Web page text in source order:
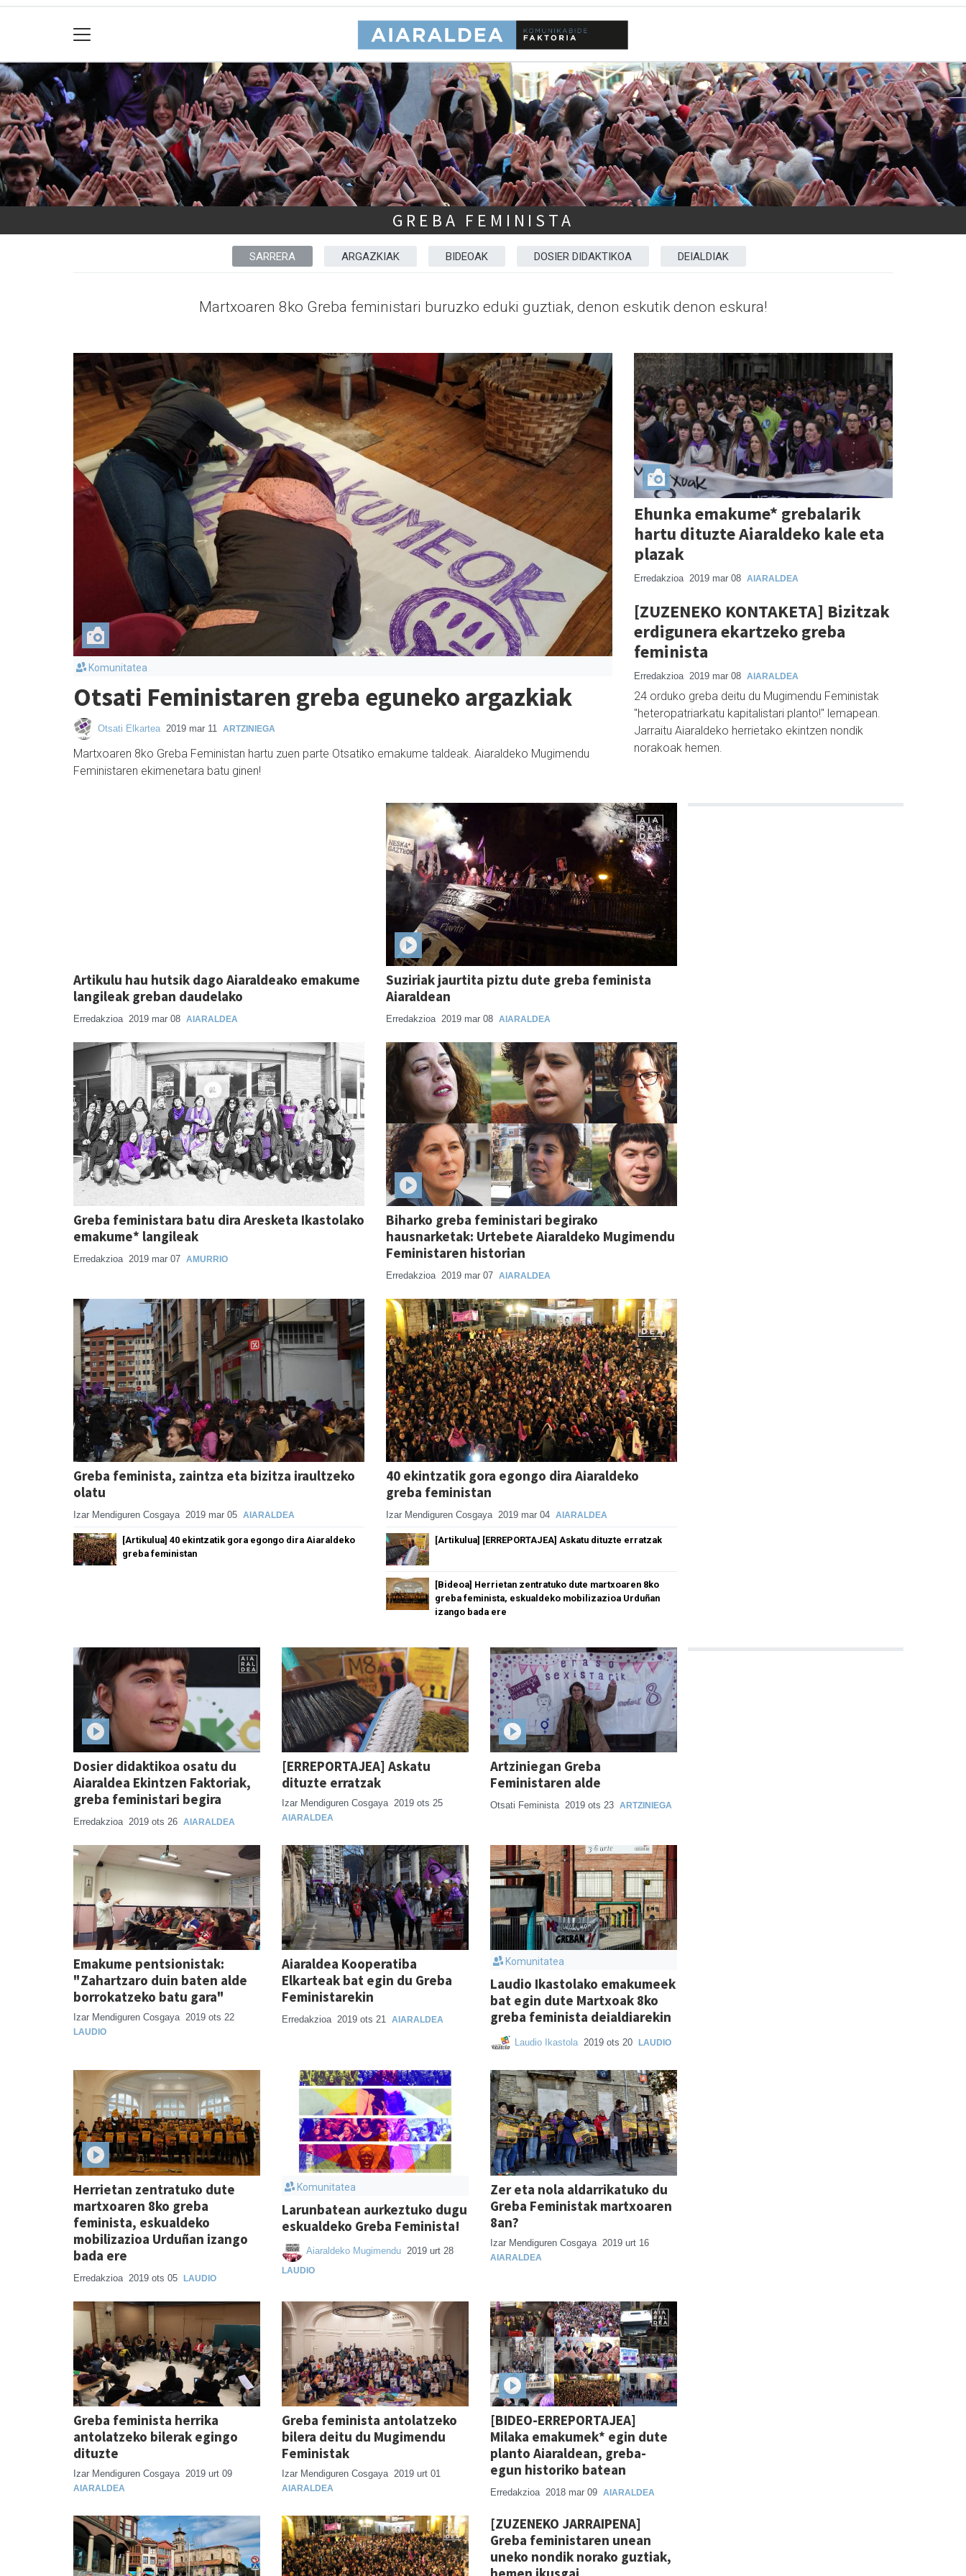
GREBA FEMINISTA
SARRERA ARGAZKIAK BIDEOAK DOSIER DIDAKTIKOA DEIALDIAK
Martxoaren 8ko Greba feministari buruzko eduki guztiak, denon eskutik denon eskura!
Komunitatea
Otsati Feministaren greba eguneko argazkiak
Otsati Elkartea 2019 mar 11 ARTZINIEGA
Martxoaren 8ko Greba Feministan hartu zuen parte Otsatiko emakume taldeak. Aiaraldeko Mugimendu
Feministaren ekimenetara batu ginen!
Ehunka emakume* grebalarik
hartu dituzte Aiaraldeko kale eta
plazak
Erredakzioa 2019 mar 08 AIARALDEA
[ZUZENEKO KONTAKETA] Bizitzak
erdigunera ekartzeko greba
feminista
Erredakzioa 2019 mar 08 AIARALDEA
24 orduko greba deitu du Mugimendu Feministak
"heteropatriarkatu kapitalistari planto!" lemapean.
Jarraitu Aiaraldeko herrietako ekintzen nondik
norakoak hemen.
Artikulu hau hutsik dago Aiaraldeako emakume
langileak greban daudelako
Erredakzioa 2019 mar 08 AIARALDEA
Suziriak jaurtita piztu dute greba feminista
Aiaraldean
Erredakzioa 2019 mar 08 AIARALDEA
Greba feministara batu dira Aresketa Ikastolako
emakume* langileak
Erredakzioa 2019 mar 07 AMURRIO
Biharko greba feministari begirako
hausnarketak: Urtebete Aiaraldeko Mugimendu
Feministaren historian
Erredakzioa 2019 mar 07 AIARALDEA
Greba feminista, zaintza eta bizitza iraultzeko
olatu
Izar Mendiguren Cosgaya 2019 mar 05 AIARALDEA
[Artikulua] 40 ekintzatik gora egongo dira Aiaraldeko
greba feministan
40 ekintzatik gora egongo dira Aiaraldeko
greba feministan
Izar Mendiguren Cosgaya 2019 mar 04 AIARALDEA
[Artikulua] [ERREPORTAJEA] Askatu dituzte erratzak
[Bideoa] Herrietan zentratuko dute martxoaren 8ko
greba feminista, eskualdeko mobilizazioa Urduñan
izango bada ere
Dosier didaktikoa osatu du
Aiaraldea Ekintzen Faktoriak,
greba feministari begira
Erredakzioa 2019 ots 26 AIARALDEA
[ERREPORTAJEA] Askatu
dituzte erratzak
Izar Mendiguren Cosgaya 2019 ots 25
AIARALDEA
Artziniegan Greba
Feministaren alde
Otsati Feminista 2019 ots 23 ARTZINIEGA
Emakume pentsionistak:
"Zahartzaro duin baten alde
borrokatzeko batu gara"
Izar Mendiguren Cosgaya 2019 ots 22
LAUDIO
Aiaraldea Kooperatiba
Elkarteak bat egin du Greba
Feministarekin
Erredakzioa 2019 ots 21 AIARALDEA
Komunitatea
Laudio Ikastolako emakumeek
bat egin dute Martxoak 8ko
greba feminista deialdiarekin
Laudio Ikastola 2019 ots 20 LAUDIO
Herrietan zentratuko dute
martxoaren 8ko greba
feminista, eskualdeko
mobilizazioa Urduñan izango
bada ere
Erredakzioa 2019 ots 05 LAUDIO
Komunitatea
Larunbatean aurkeztuko dugu
eskualdeko Greba Feminista!
Aiaraldeko Mugimendu 2019 urt 28
LAUDIO
Zer eta nola aldarrikatuko du
Greba Feministak martxoaren
8an?
Izar Mendiguren Cosgaya 2019 urt 16
AIARALDEA
Greba feminista herrika
antolatzeko bilerak egingo
dituzte
Izar Mendiguren Cosgaya 2019 urt 09
AIARALDEA
Greba feminista antolatzeko
bilera deitu du Mugimendu
Feministak
Izar Mendiguren Cosgaya 2019 urt 01
AIARALDEA
[BIDEO-ERREPORTAJEA]
Milaka emakumek* egin dute
planto Aiaraldean, greba-
egun historiko batean
Erredakzioa 2018 mar 09 AIARALDEA
[ZUZENEKO JARRAIPENA]
Greba feministaren unean
uneko nondik norako guztiak,